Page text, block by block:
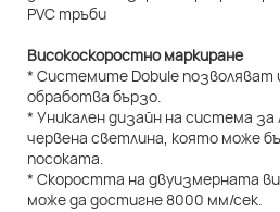
Високоскоростно маркиране
* Системите Dobule позволяват
обработва бързо.
* Уникален дизайн на система за
червена светлина, която може
посоката.
* Скоростта на двуизмерната
може да достигне 8000 мм/сек.